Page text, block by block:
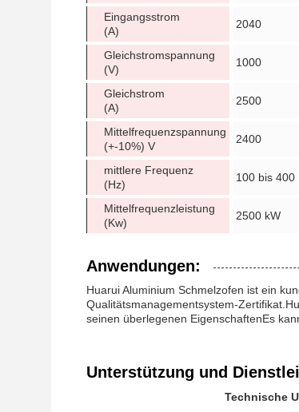
Eingangsstrom
(A)
2040
Gleichstromspannung
(V)
1000
Gleichstrom
(A)
2500
Mittelfrequenzspannung
(+-10%) V
2400
mittlere Frequenz
(Hz)
100 bis 400
Mittelfrequenzleistung
(Kw)
2500 kW
Anwendungen:
Huarui Aluminium Schmelzofen ist ein
Qualitätsmanagementsystem-
seinen überlegenen EigenschaftenEs
Unterstützung und
Technische